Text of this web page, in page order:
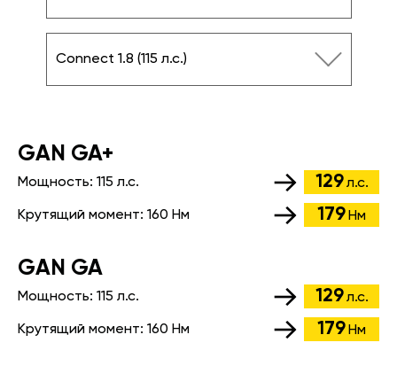
Connect 1.8 (115 л.с.)
GАN GA+
Мощность: 115 л.с. 129 л.с.
Крутящий момент: 160 Нм 179 Нм
GАN GA
Мощность: 115 л.с. 129 л.с.
Крутящий момент: 160 Нм 179 Нм